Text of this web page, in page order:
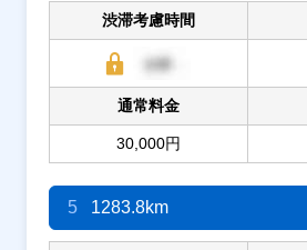
渋滞考慮時間
通常料金
30,000円
5 1283.8km